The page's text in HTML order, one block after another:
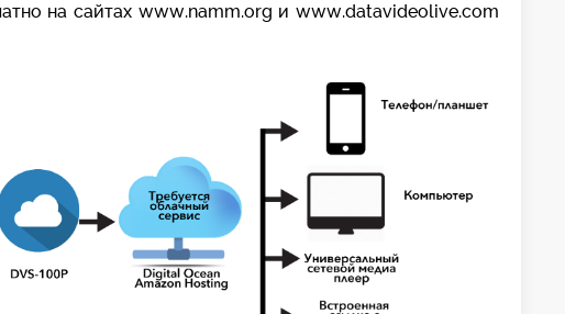
на сайтах www.namm.org и www.datavideolive.com